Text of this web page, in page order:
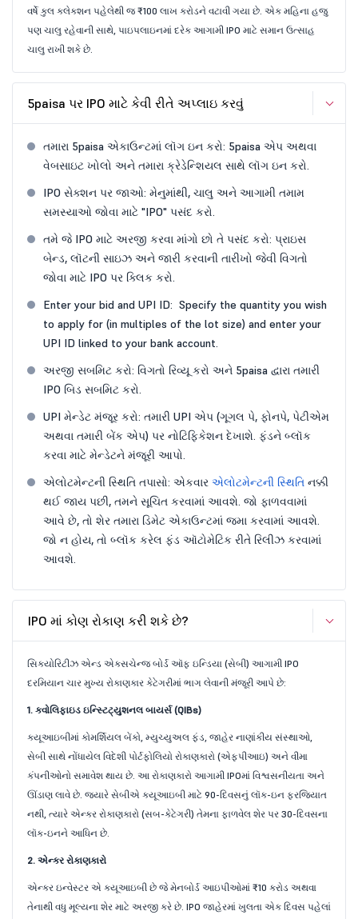
વર્ષે કુલ કલેક્શન પહેલેથી જ ₹100 લાખ કરોડને વટાવી ગયા છે. એક મહિના હજુ
પણ ચાલુ રહેવાની સાથે, પાઇપલાઇનમાં દરેક આગામી IPO માટે સમાન ઉત્સાહ
ચાલુ રાખી શકે છે.
5paisa પર IPO માટે કેવી રીતે અપ્લાઇ કરવું
તમારા 5paisa એકાઉન્ટમાં લૉગ ઇન કરો: 5paisa એપ અથવા
વેબસાઇટ ખોલો અને તમારા ક્રેડેન્શિયલ સાથે લૉગ ઇન કરો.
IPO સેક્શન પર જાઓ: મેનુમાંથી, ચાલુ અને આગામી તમામ
સમસ્યાઓ જોવા માટે "IPO" પસંદ કરો.
તમે જે IPO માટે અરજી કરવા માંગો છો તે પસંદ કરો: પ્રાઇસ
બેન્ડ, લૉટની સાઇઝ અને જારી કરવાની તારીખો જેવી વિગતો
જોવા માટે IPO પર ક્લિક કરો.
Enter your bid and UPI ID: Specify the quantity you wish
to apply for (in multiples of the lot size) and enter your
UPI ID linked to your bank account.
અરજી સબમિટ કરો: વિગતો રિવ્યૂ કરો અને 5paisa દ્વારા તમારી
IPO બિડ સબમિટ કરો.
UPI મેન્ડેટ મંજૂર કરો: તમારી UPI એપ (ગૂગલ પે, ફોનપે, પેટીએમ
અથવા તમારી બેંક એપ) પર નોટિફિકેશન દેખાશે. ફંડને બ્લૉક
કરવા માટે મેન્ડેટને મંજૂરી આપો.
એલોટમેન્ટની સ્થિતિ તપાસો: એકવાર એલોટમેન્ટની સ્થિતિ નક્કી
થઈ જાય પછી, તમને સૂચિત કરવામાં આવશે. જો ફાળવવામાં
આવે છે, તો શેર તમારા ડિમેટ એકાઉન્ટમાં જમા કરવામાં આવશે.
જો ન હોય, તો બ્લૉક કરેલ ફંડ ઑટોમેટિક રીતે રિલીઝ કરવામાં
આવશે.
IPO માં કોણ રોકાણ કરી શકે છે?
સિક્યોરિટીઝ એન્ડ એક્સચેન્જ બોર્ડ ઑફ ઇન્ડિયા (સેબી) આગામી IPO
દરમિયાન ચાર મુખ્ય રોકાણકાર કેટેગરીમાં ભાગ લેવાની મંજૂરી આપે છે:
1. ક્વોલિફાઇડ ઇન્સ્ટિટ્યુશનલ બાયર્સ (QIBs)
ક્યૂઆઇબીમાં કોમર્શિયલ બેંકો, મ્યુચ્યુઅલ ફંડ, જાહેર નાણાંકીય સંસ્થાઓ,
સેબી સાથે નોંધાયેલ વિદેશી પોર્ટફોલિયો રોકાણકારો (એફપીઆઇ) અને વીમા
કંપનીઓનો સમાવેશ થાય છે. આ રોકાણકારો આગામી IPOમાં વિશ્વસનીયતા અને
ઊંડાણ લાવે છે. જ્યારે સેબીએ ક્યૂઆઇબી માટે 90-દિવસનું લૉક-ઇન ફરજિયાત
નથી, ત્યારે એન્કર રોકાણકારો (સબ-કેટેગરી) તેમના ફાળવેલ શેર પર 30-દિવસના
લૉક-ઇનને આધિન છે.
2. એન્કર રોકાણકારો
એન્કર ઇન્વેસ્ટર એ ક્યૂઆઇબી છે જે મેનબોર્ડ આઇપીઓમાં ₹10 કરોડ અથવા
તેનાથી વધુ મૂલ્યના શેર માટે અરજી કરે છે. IPO જાહેરમાં ખુલતા એક દિવસ પહેલાં